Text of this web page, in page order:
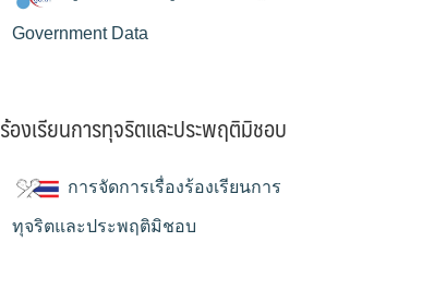
Government Data
ร้องเรียนการทุจริตและประพฤติมิชอบ
การจัดการเรื่องร้องเรียนการ
ทุจริตและประพฤติมิชอบ